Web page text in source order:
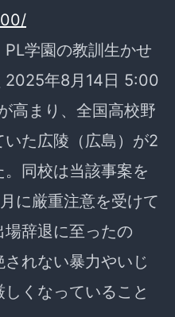
学園の教訓生かせ
年8月14日 5:00
高まり、全国高校野
た広陵（広島）が2
同校は当該事案を
に厳重注意を受けて
辞退に至ったの
れない暴力やいじ
くなっていること